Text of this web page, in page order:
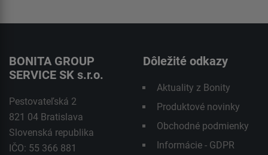
BONITA GROUP
SERVICE SK s.r.o.
Pestovateľská 2
821 04 Bratislava
Slovenská republika
IČO: 55 366 881
Dôležité odkazy
Aktuality z Bonity
Produktové novinky
Obchodné podmienky
Informácie - GDPR